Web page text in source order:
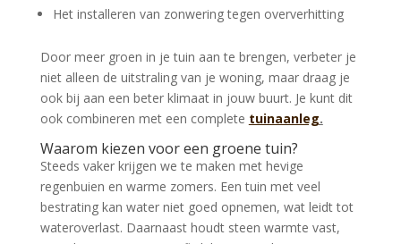
Het installeren van zonwering tegen oververhitting
Door meer groen in je tuin aan te brengen, verbeter je
niet alleen de uitstraling van je woning, maar draag je
ook bij aan een beter klimaat in jouw buurt. Je kunt dit
ook combineren met een complete tuinaanleg.
Waarom kiezen voor een groene tuin?
Steeds vaker krijgen we te maken met hevige
regenbuien en warme zomers. Een tuin met veel
bestrating kan water niet goed opnemen, wat leidt tot
wateroverlast. Daarnaast houdt steen warmte vast,